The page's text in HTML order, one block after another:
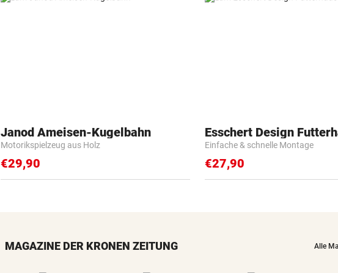
Janod Ameisen-Kugelbahn
Motorikspielzeug aus Holz
€29,90
Esschert Design
Einfache & schnelle Montage
€27,90
MAGAZINE DER KRONEN ZEITUNG Alle